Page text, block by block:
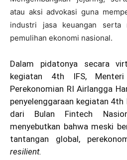
atau aksi advokasi guna
industri jasa keuangan serta
pemulihan ekonomi nasional.
Dalam pidatonya secara
kegiatan 4th IFS,
Perekonomian RI Airlangga
penyelenggaraan kegiatan 4th
dari Bulan Fintech
menyebutkan bahwa meski
tantangan global,
resilient.